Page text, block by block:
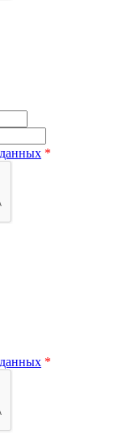
*
*